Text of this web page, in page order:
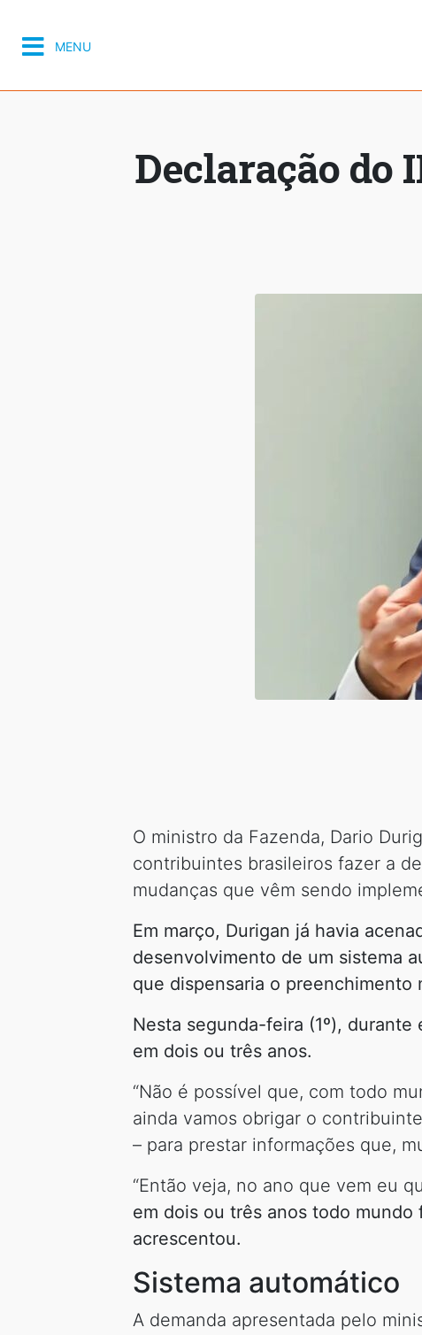
MENU
Declaração do
O ministro da Fazenda, Dario
contribuintes brasileiros fazer a
mudanças que vêm sendo
Em março, Durigan já havia
desenvolvimento de um sistema
que dispensaria o preenchimento
Nesta segunda-feira (1º),
em dois ou três anos.
“Não é possível que, com todo
ainda vamos obrigar o
– para prestar informações que,
“Então veja, no ano que vem eu
em dois ou três anos todo mundo
acrescentou.
Sistema automático
A demanda apresentada pelo